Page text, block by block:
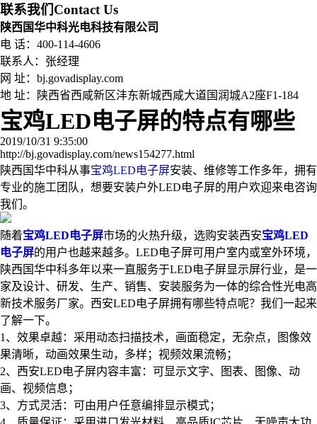
联系我们Contact Us
陕西国华中科光电科技有限公司
电 话：400-114-4606
联系人：张经理
网 址：bj.govadisplay.com
地 址：
陕西省西咸新区沣东新城西咸大道国润城A2座F1-184
宝鸡LED电子屏的特点有哪些
2019/10/31 9:35:00
http://bj.govadisplay.com/news154277.html
陕西国华中科从事宝鸡LED电子屏安装、维修等工作多年，拥有
专业的施工团队，想要安装户外LED电子屏的用户欢迎来电咨询
我们。
随着宝鸡LED电子屏市场的火热升级，选购安装西安宝鸡LED
电子屏的用户也越来越多。LED电子屏可用户室内或室外环境，
陕西国华中科多年以来一直服务于LED电子屏显示屏行业，是一
家及设计、研发、生产、销售、安装服务为一体的综合性光电高
新技术服务厂家。西安LED电子屏拥有哪些特点呢？我们一起来
了解一下。
1、效果卓越：采用动态扫描技术，画面稳定，无杂点，图像效
果清晰，动画效果生动，多样；视频效果流畅；
2、西安LED电子屏内容丰富：可显示文字、图表、图像、动
画、视频信息；
3、方式灵活：可由用户任意编排显示模式；